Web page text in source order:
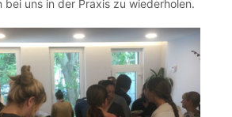
bei uns in der Praxis zu wiederholen.